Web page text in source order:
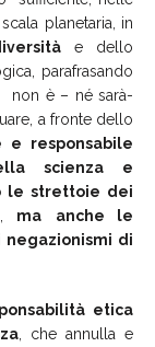
planetaria, in
e dello
parafrasando
non è – né sarà-
a fronte dello
e
responsabile
scienza
e
le strettoie dei
ma
anche le
di
etica
, che annulla e